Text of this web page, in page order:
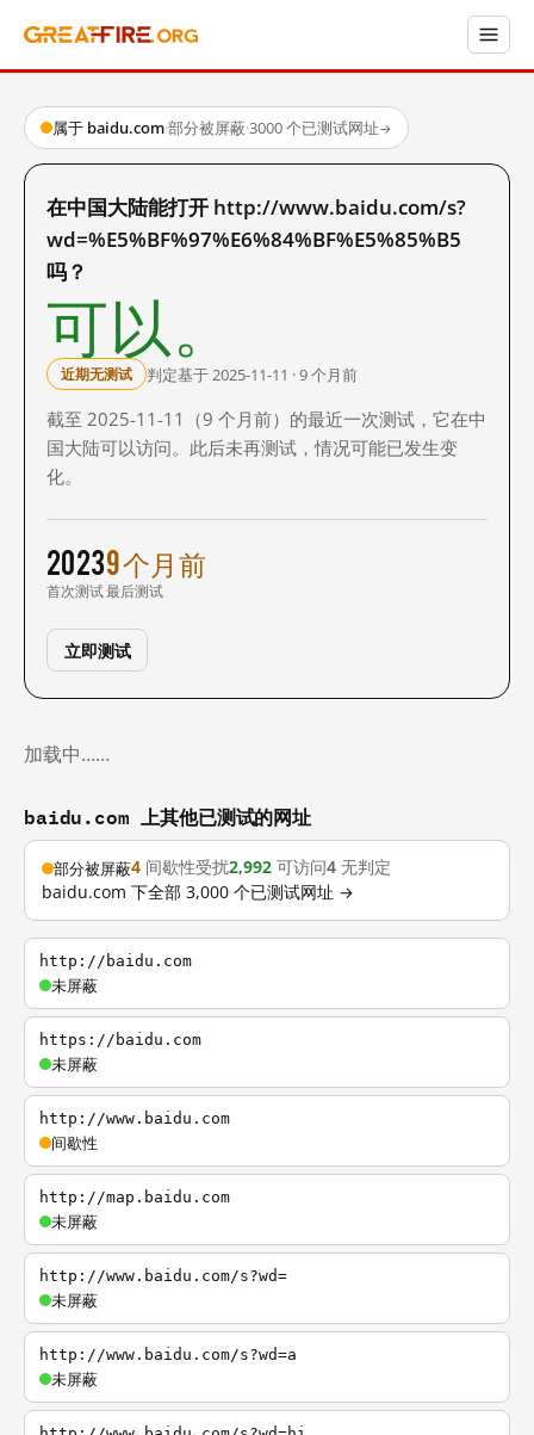
属于 baidu.com·部分被屏蔽·3000 个已测试网址→
在中国大陆能打开 http://www.baidu.com/s?
wd=%E5%BF%97%E6%84%BF%E5%85%B5
吗？
可以。
近期无测试 判定基于 2025-11-11 · 9 个月前
截至 2025-11-11（9 个月前）的最近一次测试，它在中
国大陆可以访问。此后未再测试，情况可能已发生变
化。
2023
首次测试
9 个月前
最后测试
立即测试
加载中……
baidu.com 上其他已测试的网址
部分被屏蔽4 间歇性受扰2,992 可访问4 无判定
baidu.com 下全部 3,000 个已测试网址 →
http://baidu.com
未屏蔽
https://baidu.com
未屏蔽
http://www.baidu.com
间歇性
http://map.baidu.com
未屏蔽
http://www.baidu.com/s?wd=
未屏蔽
http://www.baidu.com/s?wd=a
未屏蔽